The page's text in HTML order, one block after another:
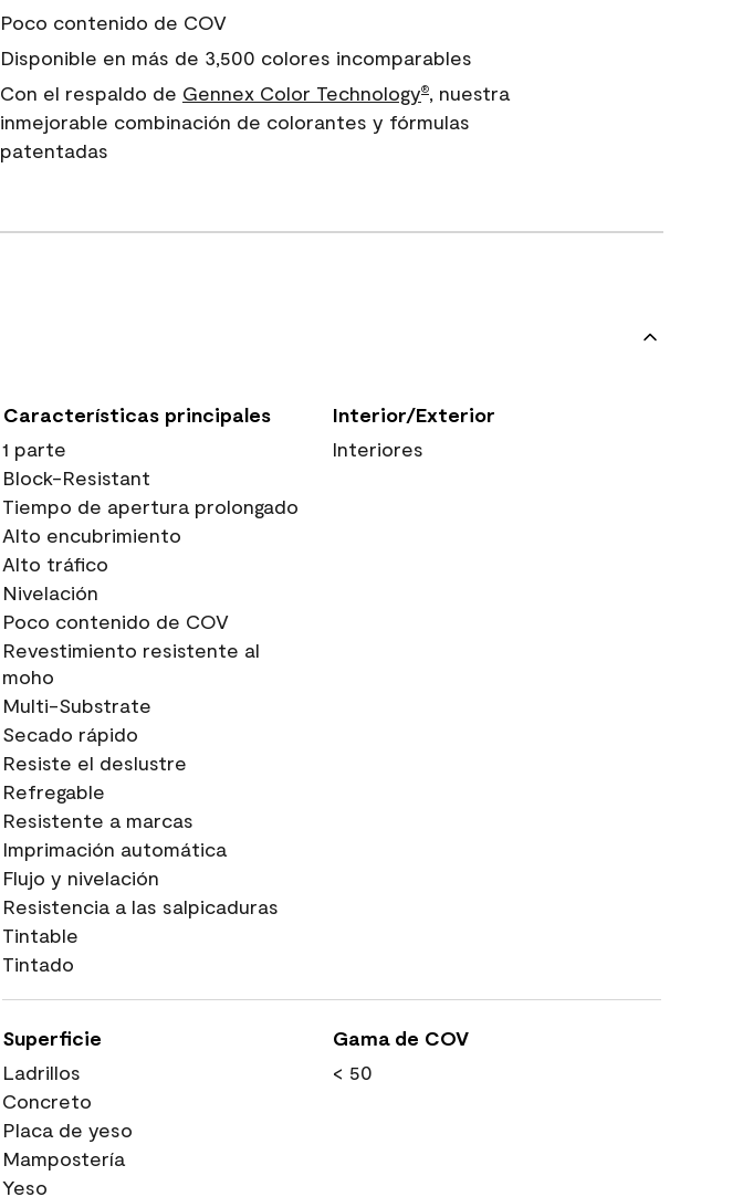
Poco contenido de COV
Disponible en más de 3,500 colores incomparables
Con el respaldo de Gennex Color Technology®, nuestra
inmejorable combinación de colorantes y fórmulas
patentadas
Características principales
1 parte
Block-Resistant
Tiempo de apertura prolongado
Alto encubrimiento
Alto tráfico
Nivelación
Poco contenido de COV
Revestimiento resistente al
moho
Multi-Substrate
Secado rápido
Resiste el deslustre
Refregable
Resistente a marcas
Imprimación automática
Flujo y nivelación
Resistencia a las salpicaduras
Tintable
Tintado
Interior/Exterior
Interiores
Superficie
Ladrillos
Concreto
Placa de yeso
Mampostería
Yeso
Gama de COV
< 50